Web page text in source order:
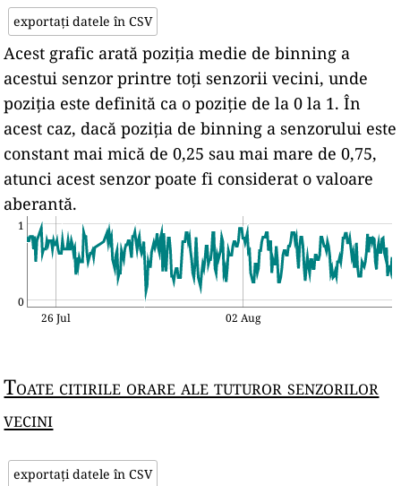
exportați datele în CSV
Acest grafic arată poziția medie de binning a
acestui senzor printre toți senzorii vecini, unde
poziția este definită ca o poziție de la 0 la 1. În
acest caz, dacă poziția de binning a senzorului este
constant mai mică de 0,25 sau mai mare de 0,75,
atunci acest senzor poate fi considerat o valoare
aberantă.
0
1
26 Jul 02 Aug
Toate citirile orare ale tuturor senzorilor
vecini
exportați datele în CSV